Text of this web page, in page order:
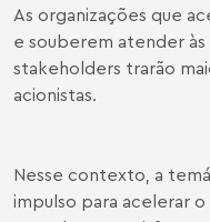
As organizações que
e souberem atender
stakeholders trarão
acionistas.
Nesse contexto, a
impulso para acelerar